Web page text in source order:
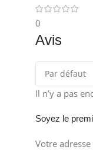
0
Avis
Il n’y a pas
Soyez le
Votre